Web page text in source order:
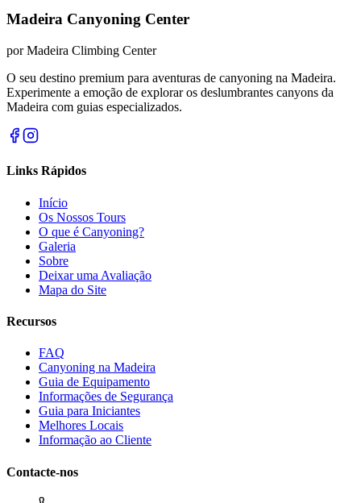
Madeira Canyoning Center
porMadeira Climbing Center
O seu destino premium para aventuras de canyoning na Madeira.
Experimente a emoção de explorar os deslumbrantes canyons da
Madeira com guias especializados.
Links Rápidos
Início
Os Nossos Tours
O que é Canyoning?
Galeria
Sobre
Deixar uma Avaliação
Mapa do Site
Recursos
FAQ
Canyoning na Madeira
Guia de Equipamento
Informações de Segurança
Guia para Iniciantes
Melhores Locais
Informação ao Cliente
Contacte-nos